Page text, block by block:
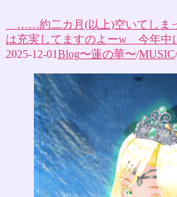
……約二カ月(以上)空いてしま
は充実してますのよーw 今年中
2025-12-01Blog〜蓮の華〜/MUSIC/